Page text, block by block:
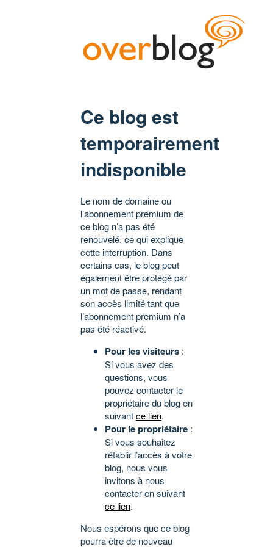
Ce blog est
temporairement
indisponible
Le nom de domaine ou
l’abonnement premium de
ce blog n’a pas été
renouvelé, ce qui explique
cette interruption. Dans
certains cas, le blog peut
également être protégé par
un mot de passe, rendant
son accès limité tant que
l’abonnement premium n’a
pas été réactivé.
Pour les visiteurs :
Si vous avez des
questions, vous
pouvez contacter le
propriétaire du blog en
suivantce lien.
Pour le propriétaire :
Si vous souhaitez
rétablir l’accès à votre
blog, nous vous
invitons à nous
contacter en suivant
ce lien.
Nous espérons que ce blog
pourra être de nouveau